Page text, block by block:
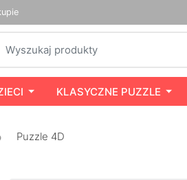
KLASYCZNE PUZZLE
Puzzle 4D